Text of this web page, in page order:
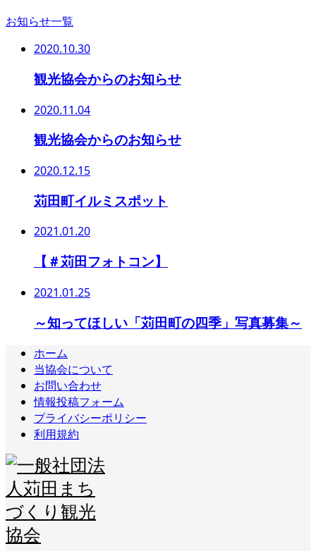
お知らせ一覧
2020.10.30
観光協会からのお知らせ
2020.11.04
観光協会からのお知らせ
2020.12.15
苅田町イルミスポット
2021.01.20
【＃苅田フォトコン】
2021.01.25
～知ってほしい「苅田町の四季」写真募集～
ホーム
当協会について
お問い合わせ
情報投稿フォーム
プライバシーポリシー
利用規約